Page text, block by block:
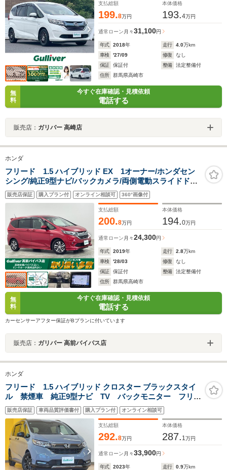
ズコントロール
支払総額
199.8万円
本体価格
193.4万円
通常ローン 月々31,100円
年式 2018年 走行 4.0万km
車検
'27/09 修復
なし
保証
保証付 整備
法定整備付
住所
群馬県高崎市
無
料
今すぐ在庫確認・見積依頼
電話する
販売店： ガリバー 高崎店
ホンダ
フリード 1.5 ハイブリッド EX 1オーナー/ホンダセン
シング/純正9型ナビ/バックカメラ/両側電動スライドドア/
前席シートヒーター/ビルトインETC/純正エアロ/アダプテ
ィブクルーズコントロール/LEDヘッドライト/ドラレコ/禁
販売店保証 購入プラン付 オンライン相談可 360°画像付
支払総額
200.8万円
本体価格
194.0万円
通常ローン 月々24,300円
年式 2019年 走行 2.8万km
車検
'28/03 修復
なし
保証
保証付 整備
法定整備付
住所
群馬県高崎市
無
料
今すぐ在庫確認・見積依頼
電話する
カーセンサーアフター保証がBプランに付いています
販売店： ガリバー 高前バイパス店
ホンダ
フリード 1.5 ハイブリッド クロスター ブラックスタイ
ル 禁煙車 純正9型ナビ TV バックモニター フリッ
プダウンモニター ホンダセンシング ドライブレコー
ダー ETC 両側電動スライドドア 衝突軽減ブレー
キ ステアリングスイッチ スマートキー プッシュス
タート
販売店保証 車両品質評価書付 購入プラン付 オンライン相談可
支払総額
292.8万円
本体価格
287. 1 万円
通常ローン 月々33,900円
年式 2023年 走行 0.9万km